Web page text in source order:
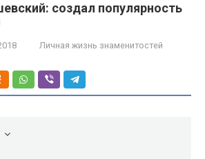
создал популярность
Личная жизнь знаменитостей